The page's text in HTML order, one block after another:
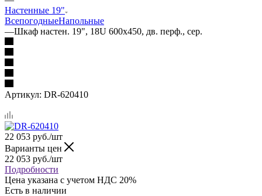
Настенные 19"
ВсепогодныеНапольные
—Шкаф настен. 19", 18U 600х450, дв. перф., сер.
Артикул: DR-620410
22 053 руб./шт
Варианты цен
22 053 руб./шт
Подробности
Цена указана с учетом НДС 20%
Есть в наличии